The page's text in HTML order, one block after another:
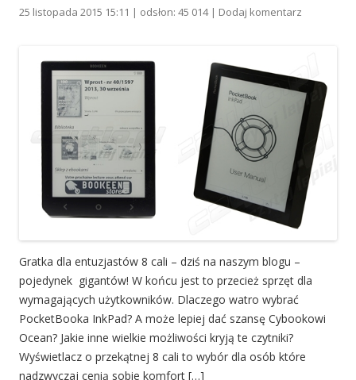
25 listopada 2015 15:11 | odsłon: 45 014 | Dodaj komentarz
Gratka dla entuzjastów 8 cali – dziś na naszym blogu –
pojedynek gigantów! W końcu jest to przecież sprzęt dla
wymagających użytkowników. Dlaczego watro wybrać
PocketBooka InkPad? A może lepiej dać szansę Cybookowi
Ocean? Jakie inne wielkie możliwości kryją te czytniki?
Wyświetlacz o przekątnej 8 cali to wybór dla osób które
nadzwyczaj cenią sobie komfort […]